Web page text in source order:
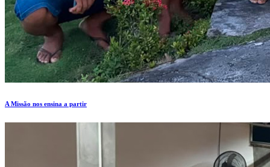
A Missão nos ensina a partir